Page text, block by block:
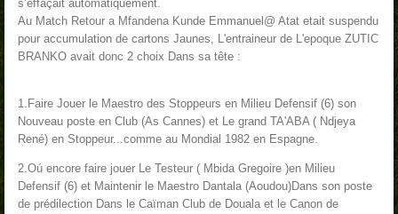
s’effaçait automatiquement.
Au Match Retour a Mfandena Kunde Emmanuel@ Atat etait suspendu
pour accumulation de cartons Jaunes, L'entraineur de L'epoque ZUTIC
BRANKO avait donc 2 choix Dans sa tête :
1.Faire Jouer le Maestro des Stoppeurs en Milieu Defensif (6) son
Nouveau poste en Club (As Cannes) et Le grand TA'ABA ( Ndjeya
René) en Stoppeur...comme au Mondial 1982 en Espagne.
2.Oú encore faire jouer Le Testeur ( Mbida Gregoire )en Milieu
Defensif (6) et Maintenir le Maestro Dantala (Aoudou)Dans son poste
de prédilection Dans le Caïman Club de Douala et le Canon de